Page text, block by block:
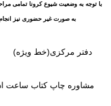
با توجه به وضعیت شیوع کرونا تمامی
به صورت غیر حضوری نیز انجام
دفتر
مشاوره چاپ کتاب ساعت